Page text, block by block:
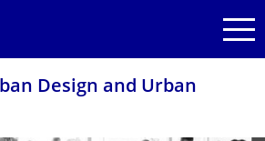
Design and Urban